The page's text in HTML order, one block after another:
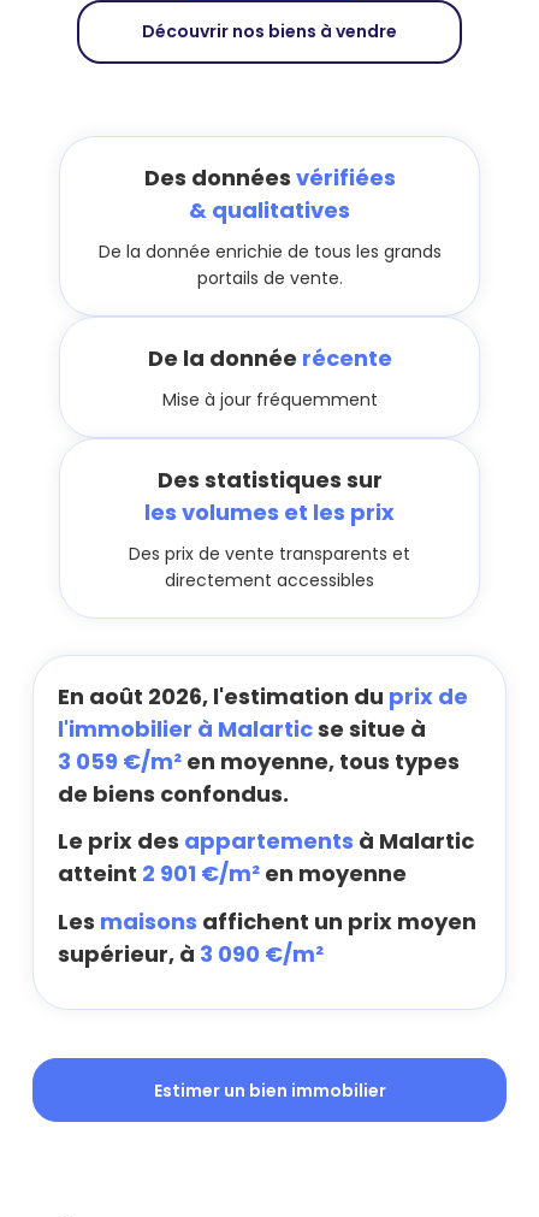
Découvrir nos biens à vendre
Des données vérifiées
& qualitatives
De la donnée enrichie de tous les grands
portails de vente.
De la donnée récente
Mise à jour fréquemment
Des statistiques sur
les volumes et les prix
Des prix de vente transparents et
directement accessibles
En août 2026, l'estimation du prix de
l'immobilier à Malarticse situe à
3 059 €/m² en moyenne, tous types
de biens confondus.
Le prix des appartements à Malartic
atteint 2 901 €/m² en moyenne
Les maisons affichent un prix moyen
supérieur, à 3 090 €/m²
Estimer un bien immobilier